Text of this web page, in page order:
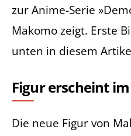
zur Anime-Serie
Makomo zeigt. Erste
unten in diesem
Figur erscheint
Die neue Figur von